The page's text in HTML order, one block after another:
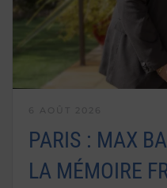
PARIS : MAX
LA MÉMOIRE